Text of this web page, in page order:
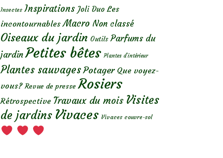
Insectes Inspirations Joli Duo Les
incontournables Macro Non classé
Oiseaux du jardin Outils Parfums du
jardin Petites bêtes Plantes d’intérieur
Plantes sauvages Potager Que voyez-
vous? Revue de presse Rosiers
Rétrospective Travaux du mois Visites
de jardins Vivaces Vivaces couvre-sol